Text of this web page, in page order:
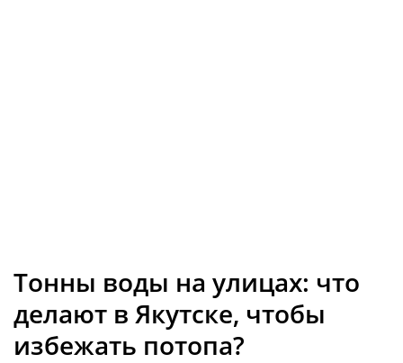
Тонны воды на улицах: что
делают в Якутске, чтобы
избежать потопа?